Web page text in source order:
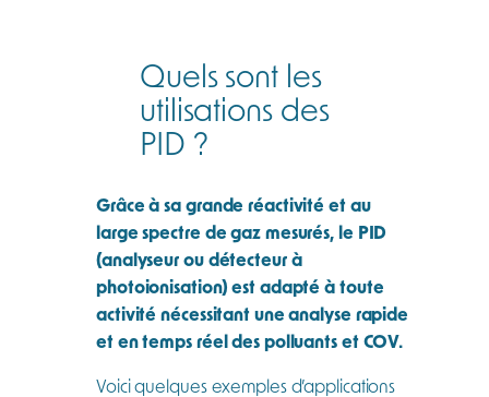
Quels sont les
utilisations des
PID ?
Grâce à sa grande réactivité et au
large spectre de gaz mesurés, le PID
(analyseur ou détecteur à
photoionisation) est adapté à toute
activité nécessitant une analyse rapide
et en temps réel des polluants et COV.
Voici quelques exemples d’applications